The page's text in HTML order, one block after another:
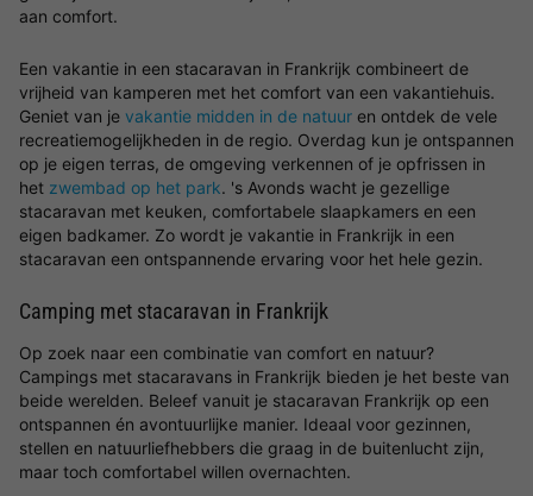
aan comfort.
Een vakantie in een stacaravan in Frankrijk combineert de
vrijheid van kamperen met het comfort van een vakantiehuis.
Geniet van je vakantie midden in de natuur en ontdek de vele
recreatiemogelijkheden in de regio. Overdag kun je ontspannen
op je eigen terras, de omgeving verkennen of je opfrissen in
het zwembad op het park. 's Avonds wacht je gezellige
stacaravan met keuken, comfortabele slaapkamers en een
eigen badkamer. Zo wordt je vakantie in Frankrijk in een
stacaravan een ontspannende ervaring voor het hele gezin.
Camping met stacaravan in Frankrijk
Op zoek naar een combinatie van comfort en natuur?
Campings met stacaravans in Frankrijk bieden je het beste van
beide werelden. Beleef vanuit je stacaravan Frankrijk op een
ontspannen én avontuurlijke manier. Ideaal voor gezinnen,
stellen en natuurliefhebbers die graag in de buitenlucht zijn,
maar toch comfortabel willen overnachten.